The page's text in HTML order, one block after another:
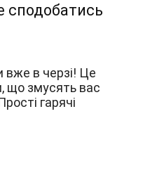
вже в черзі! Це
що змусять вас
гарячі